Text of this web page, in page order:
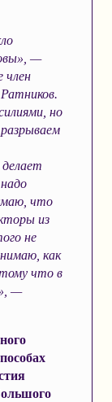
—
член
но
что
из
не
как
что в
—